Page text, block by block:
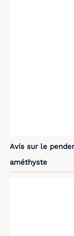
Avis sur le
améthyste